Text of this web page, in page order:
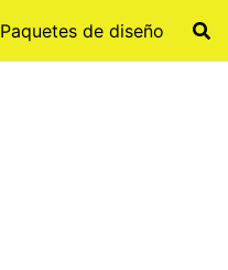
Paquetes de diseño